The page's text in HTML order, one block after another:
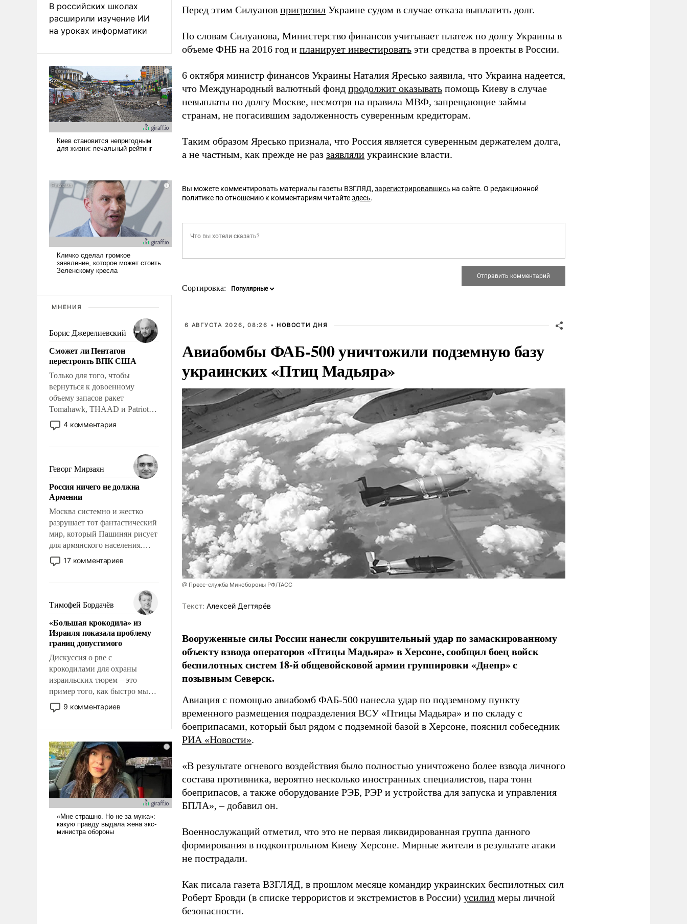
В российских школах
расширили изучение ИИ
на уроках информатики
МНЕНИЯ
Борис Джерелиевский
Сможет ли Пентагон
перестроить ВПК США
Только для того, чтобы
вернуться к довоенному
объему запасов ракет
Tomahawk, THAAD и Patriot
США потребуется более трех
лет. Даже небольшая война с
Сложившаяся ситуация
означает многолетний период
уязвимости США, например,
перед Китаем.
4 комментария
Геворг Мирзаян
Россия ничего не должна
Армении
Москва системно и жестко
разрушает тот фантастический
мир, который Пашинян рисует
для армянского населения.
Мир, где политические
прожекты будут безусловно
налогоплательщиков и где
Еревану за свои поступки не
нужно отвечать.
17 комментариев
Тимофей Бордачёв
«Большая крокодила» из
Израиля показала проблему
границ допустимого
Дискуссия о рве с
крокодилами для охраны
израильских тюрем – это
пример того, как быстро мы
двигаемся по пути
революционных изменений.
псевдонаучной фантастики,
стало всерьез обсуждаемой
идеей.
9 комментариев
Перед этим Силуанов пригрозил Украине судом в случае отказа выплатить долг.
По словам Силуанова, Министерство финансов учитывает платеж по долгу Украины в
объеме ФНБ на 2016 год и планирует инвестировать эти средства в проекты в России.
6 октября министр финансов Украины Наталия Яресько заявила, что Украина надеется,
что Международный валютный фонд продолжит оказывать помощь Киеву в случае
невыплаты по долгу Москве, несмотря на правила МВФ, запрещающие займы
странам, не погасившим задолженность суверенным кредиторам.
Таким образом Яресько признала, что Россия является суверенным держателем долга,
а не частным, как прежде не раз заявляли украинские власти.
Вы можете комментировать материалы газеты ВЗГЛЯД, зарегистрировавшись на сайте. О редакционной
политике по отношению к комментариям читайтездесь.
Сортировка:
6 АВГУСТА 2026, 08:26 • НОВОСТИ ДНЯ
Авиабомбы ФАБ-500 уничтожили подземную базу
украинских «Птиц Мадьяра»
@ Пресс-служба Минобороны РФ/ТАСС
Tекст: Алексей Дегтярёв
Вооруженные силы России нанесли сокрушительный удар по замаскированному
объекту взвода операторов «Птицы Мадьяра» в Херсоне, сообщил боец войск
беспилотных систем 18-й общевойсковой армии группировки «Днепр» с
позывным Северск.
Авиация с помощью авиабомб ФАБ-500 нанесла удар по подземному пункту
временного размещения подразделения ВСУ «Птицы Мадьяра» и по складу с
боеприпасами, который был рядом с подземной базой в Херсоне, пояснил собеседник
РИА «Новости».
«В результате огневого воздействия было полностью уничтожено более взвода личного
состава противника, вероятно несколько иностранных специалистов, пара тонн
боеприпасов, а также оборудование РЭБ, РЭР и устройства для запуска и управления
БПЛА», – добавил он.
Военнослужащий отметил, что это не первая ликвидированная группа данного
формирования в подконтрольном Киеву Херсоне. Мирные жители в результате атаки
не пострадали.
Как писала газета ВЗГЛЯД, в прошлом месяце командир украинских беспилотных сил
Роберт Бровди (в списке террористов и экстремистов в России) усилил меры личной
безопасности.